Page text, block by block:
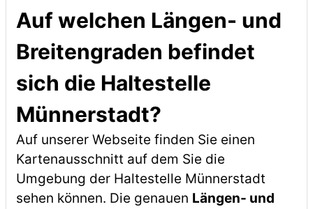
Auf welchen Längen- und
Breitengraden befindet
sich die Haltestelle
Münnerstadt?
Auf unserer Webseite finden Sie einen
Kartenausschnitt auf dem Sie die
Umgebung der Haltestelle Münnerstadt
sehen können. Die genauen Längen- und